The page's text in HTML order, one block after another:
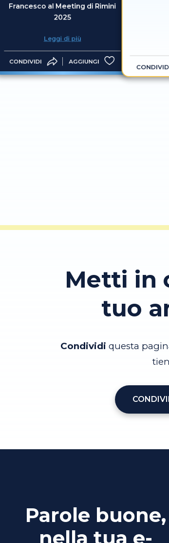
Francesco al Meeting di Rimini
2025
Leggi di più
CONDIVIDI AGGIUNGI
Metti in
tuo
Condividi questa
Parole buone,
nella tua e-